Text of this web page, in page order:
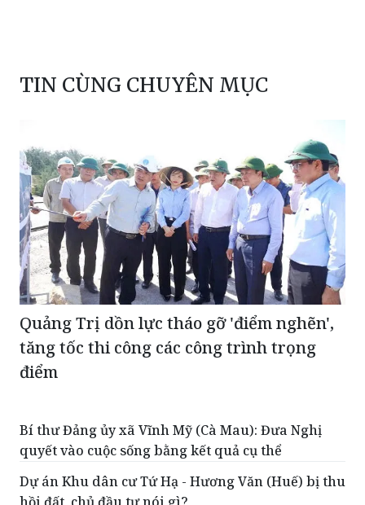
TIN CÙNG CHUYÊN MỤC
Quảng Trị dồn lực tháo gỡ 'điểm nghẽn',
tăng tốc thi công các công trình trọng
điểm
Bí thư Đảng ủy xã Vĩnh Mỹ (Cà Mau): Đưa Nghị
quyết vào cuộc sống bằng kết quả cụ thể
Dự án Khu dân cư Tứ Hạ - Hương Văn (Huế) bị thu